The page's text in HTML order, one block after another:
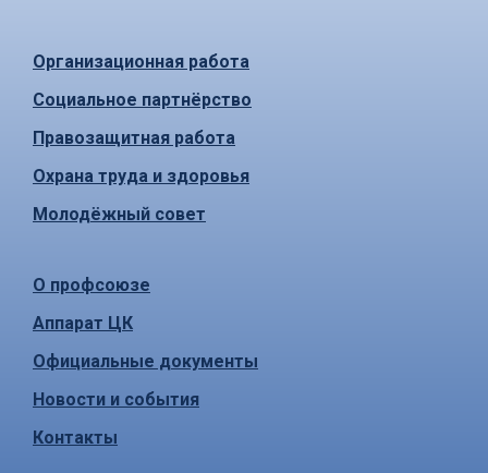
Организационная работа
Социальное партнёрство
Правозащитная работа
Охрана труда и здоровья
Молодёжный совет
О профсоюзе
Аппарат ЦК
Официальные документы
Новости и события
Контакты